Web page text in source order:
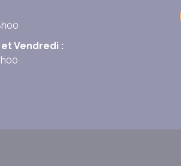
Vendredi :